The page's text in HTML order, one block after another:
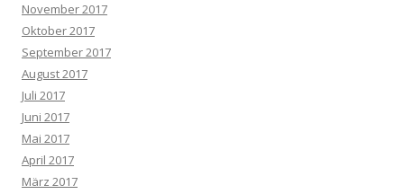
November 2017
Oktober 2017
September 2017
August 2017
Juli 2017
Juni 2017
Mai 2017
April 2017
März 2017